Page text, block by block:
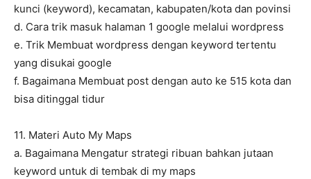
kunci (keyword), kecamatan, kabupaten/kota dan povinsi
d. Cara trik masuk halaman 1 google melalui wordpress
e. Trik Membuat wordpress dengan keyword tertentu
yang disukai google
f. Bagaimana Membuat post dengan auto ke 515 kota dan
bisa ditinggal tidur
11. Materi Auto My Maps
a. Bagaimana Mengatur strategi ribuan bahkan jutaan
keyword untuk di tembak di my maps